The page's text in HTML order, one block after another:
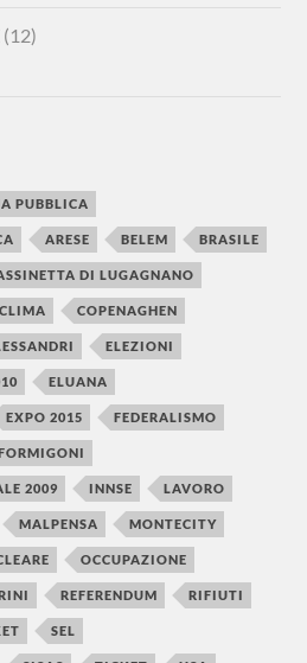
(12)
PUBBLICA
ARESE BELEM BRASILE
DI LUGAGNANO
CLIMA COPENAGHEN
ELEZIONI
ELUANA
EXPO 2015 FEDERALISMO
2009 INNSE LAVORO
MALPENSA MONTECITY
OCCUPAZIONE
REFERENDUM RIFIUTI
SEL